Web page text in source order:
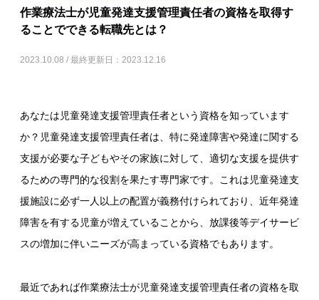
作業療法士が児童発達支援管理責任者の資格を取得す
ることでできる転職先とは？
2023.10.08 / 最終更新日：2023.12.16
あなたは児童発達支援管理責任者という資格を知っています
か？児童発達支援管理責任者は、特に発達障害や発達に関する
支援が必要な子どもやその家族に対して、適切な支援を提供す
るための専門的な役割を果たす専門家です。これは児童発達支
援施設に必ず一人以上の配置が義務付けられており、近年発達
障害を有する児童が増えていることから、放課後等デイサービ
スの増加に伴いニーズが高まっている資格でもあります。
最近であれば作業療法士が児童発達支援管理責任者の資格を取